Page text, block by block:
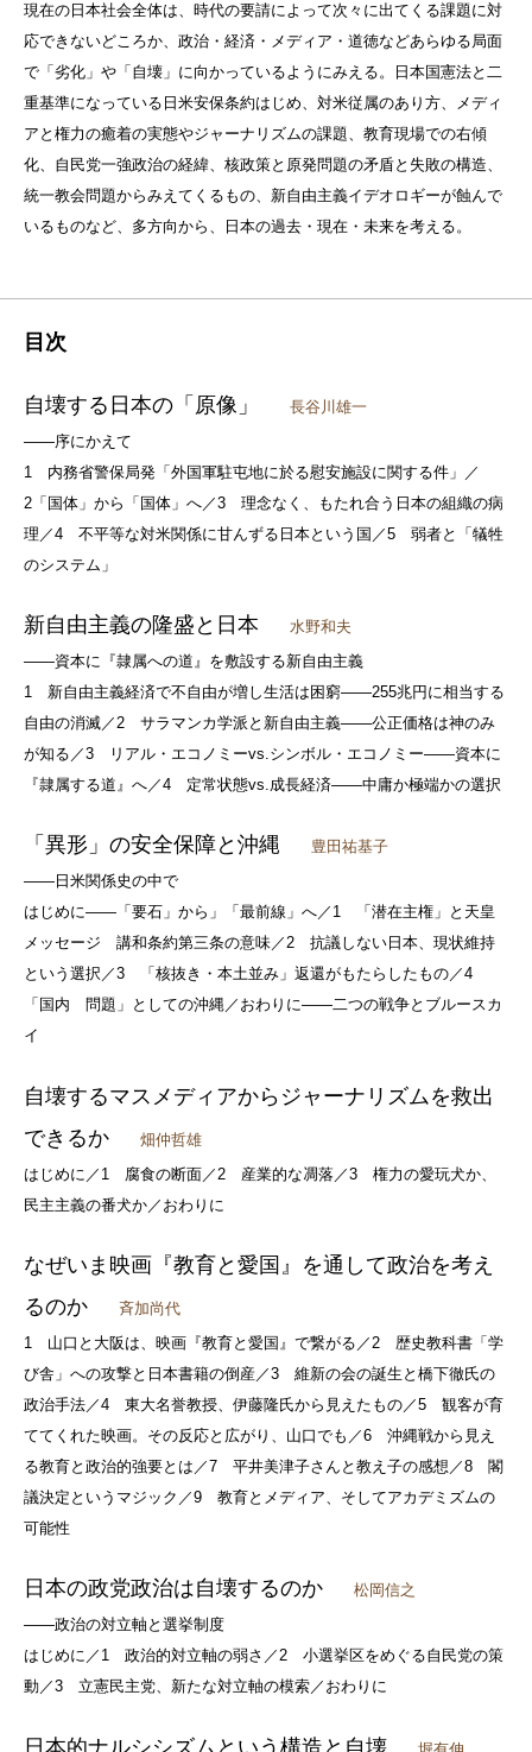
現在の日本社会全体は、時代の要請によって次々に出てくる課題に対
応できないどころか、政治・経済・メディア・道徳などあらゆる局面
で「劣化」や「自壊」に向かっているようにみえる。日本国憲法と二
重基準になっている日米安保条約はじめ、対米従属のあり方、メディ
アと権力の癒着の実態やジャーナリズムの課題、教育現場での右傾
化、自民党一強政治の経緯、核政策と原発問題の矛盾と失敗の構造、
統一教会問題からみえてくるもの、新自由主義イデオロギーが蝕んで
いるものなど、多方向から、日本の過去・現在・未来を考える。
目次
自壊する日本の「原像」
長谷川雄一
――序にかえて
1 内務省警保局発「外国軍駐屯地に於る慰安施設に関する件」／
2「国体」から「国体」へ／3 理念なく、もたれ合う日本の組織の病
理／4 不平等な対米関係に甘んずる日本という国／5 弱者と「犠牲
のシステム」
新自由主義の隆盛と日本
水野和夫
――資本に『隷属への道』を敷設する新自由主義
1 新自由主義経済で不自由が増し生活は困窮――255兆円に相当する
自由の消滅／2 サラマンカ学派と新自由主義――公正価格は神のみ
が知る／3 リアル・エコノミーvs.シンボル・エコノミー――資本に
『隷属する道』へ／4 定常状態vs.成長経済――中庸か極端かの選択
「異形」の安全保障と沖縄
豊田祐基子
――日米関係史の中で
はじめに――「要石」から」「最前線」へ／1 「潜在主権」と天皇
メッセージ 講和条約第三条の意味／2 抗議しない日本、現状維持
という選択／3 「核抜き・本土並み」返還がもたらしたもの／4
「国内 問題」としての沖縄／おわりに――二つの戦争とブルースカ
イ
自壊するマスメディアからジャーナリズムを救出
できるか
畑仲哲雄
はじめに／1 腐食の断面／2 産業的な凋落／3 権力の愛玩犬か、
民主主義の番犬か／おわりに
なぜいま映画『教育と愛国』を通して政治を考え
るのか
斉加尚代
1 山口と大阪は、映画『教育と愛国』で繋がる／2 歴史教科書「学
び舎」への攻撃と日本書籍の倒産／3 維新の会の誕生と橋下徹氏の
政治手法／4 東大名誉教授、伊藤隆氏から見えたもの／5 観客が育
ててくれた映画。その反応と広がり、山口でも／6 沖縄戦から見え
る教育と政治的強要とは／7 平井美津子さんと教え子の感想／8 閣
議決定というマジック／9 教育とメディア、そしてアカデミズムの
可能性
日本の政党政治は自壊するのか
松岡信之
――政治の対立軸と選挙制度
はじめに／1 政治的対立軸の弱さ／2 小選挙区をめぐる自民党の策
動／3 立憲民主党、新たな対立軸の模索／おわりに
日本的ナルシシズムという構造と自壊